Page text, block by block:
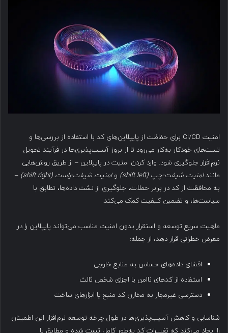
امنیت CI/CD برای حفاظت از پایپلاین‌های کد با استفاده از بررسی‌ها و
تست‌های خودکار به‌کار می‌رود تا از بروز آسیب‌پذیری‌ها در فرآیند تحویل
نرم‌افزار جلوگیری شود. وارد کردن امنیت در پایپلاین – از طریق روش‌هایی
مانندامنیت شیفت-چپ (shift left) وامنیت شیفت-راست (shift right)
–
به محافظت از کد در برابر حملات، جلوگیری از نشت داده‌ها، تطابق با
سیاست‌ها، و تضمین کیفیت کمک می‌کند.
ماهیت سریع توسعه و استقرار بدون امنیت مناسب می‌تواند پایپلاین را در
معرض خطراتی قرار دهد، از جمله:
افشای داده‌های حساس به منابع خارجی
استفاده از کدهای ناامن یا اجزای شخص ثالث
دسترسی غیرمجاز به مخازن کد منبع یا ابزارهای ساخت
شناسایی و کاهش آسیب‌پذیری‌ها در طول چرخه توسعه نرم‌افزار این اطمینان
را ایجاد می‌کند که تغییرات کد به‌طور کامل تست شده و مطابق با